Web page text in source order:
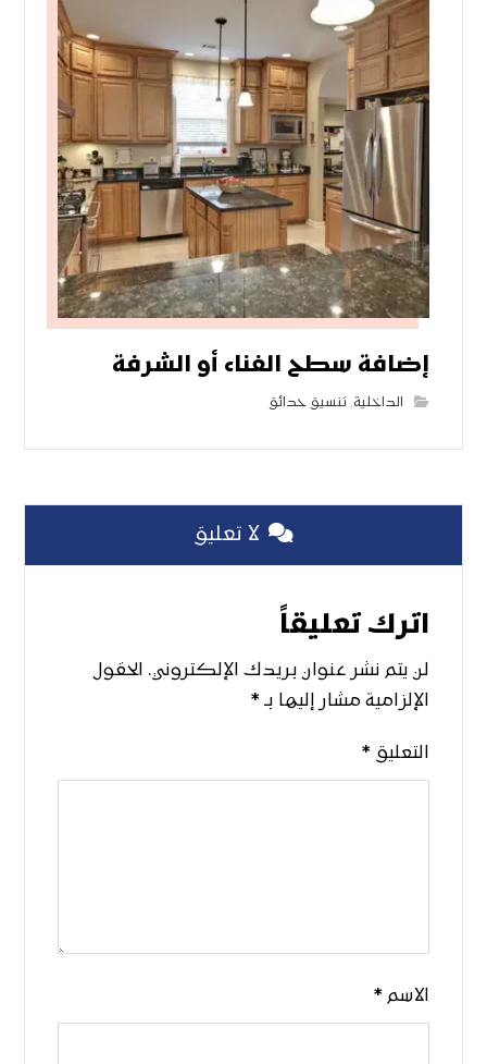
إضافة سطح الفناء أو الشرفة
الداخلية,تنسيق حدائق
لا تعليق
اترك تعليقاً
لن يتم نشر عنوان بريدك الإلكتروني. الحقول
الإلزامية مشار إليها بـ*
التعليق*
الاسم*